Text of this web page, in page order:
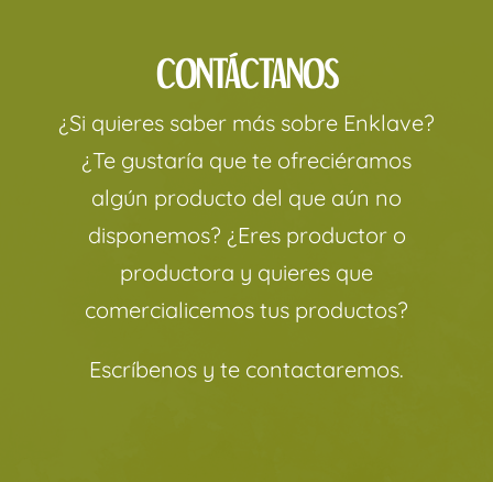
CONTÁCTANOS
¿Si quieres saber más sobre Enklave?
¿Te gustaría que te ofreciéramos
algún producto del que aún no
disponemos? ¿Eres productor o
productora y quieres que
comercialicemos tus productos?
Escríbenos y te contactaremos.